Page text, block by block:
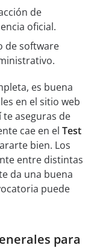
de
oficial.
de software
es buena
en el sitio web
te aseguras de
cae en el Test
bien. Los
entre distintas
da una buena
puede
para